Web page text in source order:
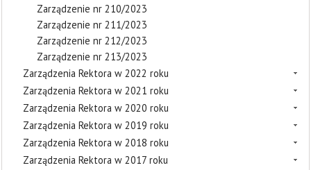
Zarządzenie nr 210/2023
Zarządzenie nr 211/2023
Zarządzenie nr 212/2023
Zarządzenie nr 213/2023
Zarządzenia Rektora w 2022 roku
Zarządzenia Rektora w 2021 roku
Zarządzenia Rektora w 2020 roku
Zarządzenia Rektora w 2019 roku
Zarządzenia Rektora w 2018 roku
Zarządzenia Rektora w 2017 roku